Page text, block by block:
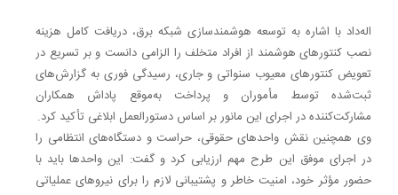
اله‌داد با اشاره به توسعه هوشمندسازی شبکه برق، دریافت کامل هزینه
نصب کنتورهای هوشمند از افراد متخلف را الزامی دانست و بر تسریع در
تعویض کنتورهای معیوب سنواتی و جاری، رسیدگی فوری به گزارش‌های
ثبت‌شده توسط مأموران و پرداخت به‌موقع پاداش همکاران
مشارکت‌کننده در اجرای این مانور بر اساس دستورالعمل ابلاغی تأکید کرد.
وی همچنین نقش واحدهای حقوقی، حراست و دستگاه‌های انتظامی را
در اجرای موفق این طرح مهم ارزیابی کرد و گفت: این واحدها باید با
حضور مؤثر خود، امنیت خاطر و پشتیبانی لازم را برای نیروهای عملیاتی